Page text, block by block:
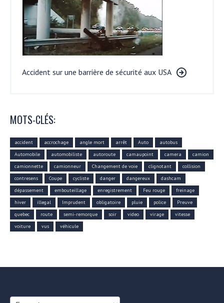
Accident sur une barrière de sécurité aux USA
MOTS-CLÉS:
accident accrochage angle mort arrêt Auto
autobus
Automobile
automobiliste autoroute camaupoint camera
camion
camionnette
camionneur Changement de voie clignotant
collision
contresens
Coupe cycliste danger dangereux
dashcam
dépassement
embouteillage enregistrement Feu rouge
freinage
hiver
illegal Imprudent obligatoire pluie police
Preuve
quebec
route semi-remorque soir video virage
vitesse
voiture
vus véhicule
Choisir